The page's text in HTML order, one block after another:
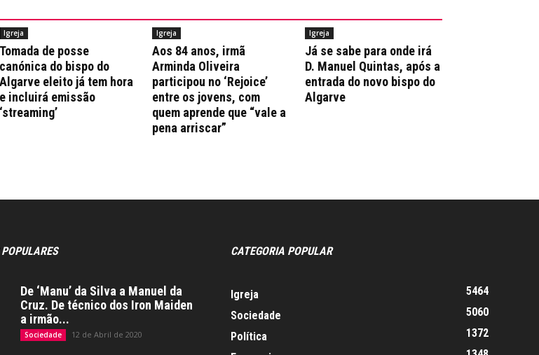
Igreja
Tomada de posse
canónica do bispo do
Algarve eleito já tem hora
e incluirá emissão
‘streaming’
Igreja
Aos 84 anos, irmã
Arminda Oliveira
participou no ‘Rejoice’
entre os jovens, com
quem aprende que “vale a
pena arriscar”
Igreja
Já se sabe para onde irá
D. Manuel Quintas, após a
entrada do novo bispo do
Algarve
De ‘Manu’ da Silva a Manuel da
Cruz. De técnico dos Iron Maiden
a irmão...
Sociedade 12 de Abril de 2020
CATEGORIA POPULAR
Igreja
5464
Sociedade
5060
Política
1372